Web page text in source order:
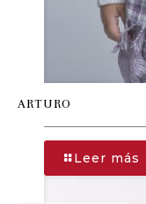
ARTURO
Leer más